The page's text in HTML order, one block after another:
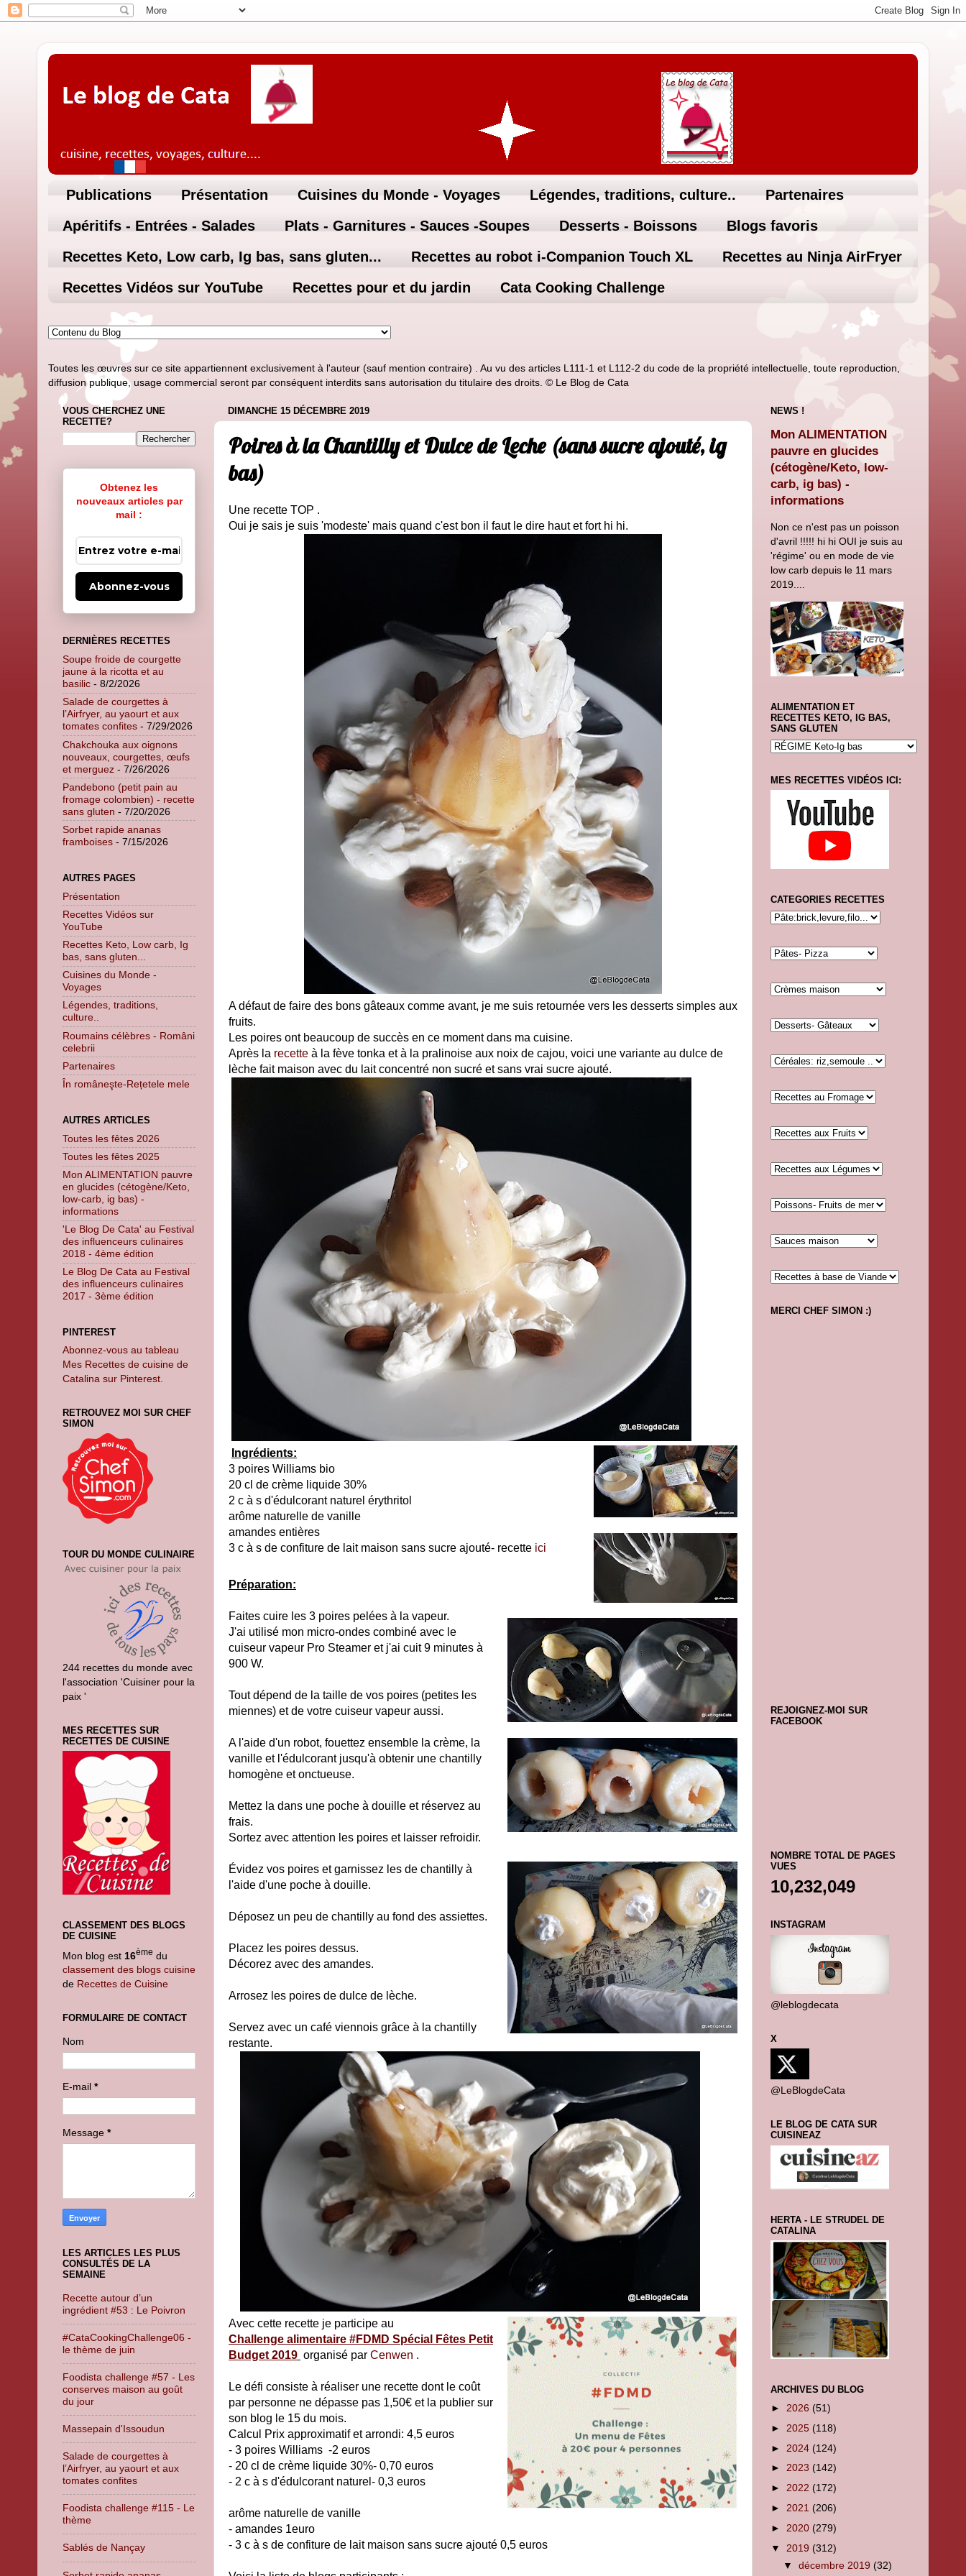
Publications Présentation Cuisines du Monde - Voyages Légendes, traditions, culture..
Partenaires
Apéritifs - Entrées - Salades
Plats - Garnitures - Sauces -Soupes Desserts - Boissons
Blogs favoris
Recettes Keto, Low carb, Ig bas, sans gluten...
Recettes au robot i-Companion Touch XL
Recettes au Ninja AirFryer
Recettes Vidéos sur YouTube
Recettes pour et du jardin Cata Cooking Challenge
Toutes les œuvres sur ce site appartiennent exclusivement à l'auteur (sauf mention contraire) . Au vu des articles L111-1 et L112-2 du code de la propriété intellectuelle, toute reproduction,
diffusion publique, usage commercial seront par conséquent interdits sans autorisation du titulaire des droits. © Le Blog de Cata
DIMANCHE 15 DÉCEMBRE 2019
Poires à la Chantilly et Dulce de Leche (sans sucre ajouté, ig
bas)
Une recette TOP .
Oui je sais je suis 'modeste' mais quand c'est bon il faut le dire haut et fort hi hi.
A défaut de faire des bons gâteaux comme avant, je me suis retournée vers les desserts simples aux
fruits.
Les poires ont beaucoup de succès en ce moment dans ma cuisine.
Après la recette à la fève tonka et à la pralinoise aux noix de cajou, voici une variante au dulce de
lèche fait maison avec du lait concentré non sucré et sans vrai sucre ajouté.
Ingrédients:
3 poires Williams bio
20 cl de crème liquide 30%
2 c à s d'édulcorant naturel érythritol
arôme naturelle de vanille
amandes entières
3 c à s de confiture de lait maison sans sucre ajouté- recette ici
Préparation:
Faites cuire les 3 poires pelées à la vapeur.
J'ai utilisé mon micro-ondes combiné avec le
cuiseur vapeur Pro Steamer et j'ai cuit 9 minutes à
900 W.
Tout dépend de la taille de vos poires (petites les
miennes) et de votre cuiseur vapeur aussi.
A l'aide d'un robot, fouettez ensemble la crème, la
vanille et l'édulcorant jusqu'à obtenir une chantilly
homogène et onctueuse.
Mettez la dans une poche à douille et réservez au
frais.
Sortez avec attention les poires et laisser refroidir.
Évidez vos poires et garnissez les de chantilly à
l'aide d'une poche à douille.
Déposez un peu de chantilly au fond des assiettes.
Placez les poires dessus.
Décorez avec des amandes.
Arrosez les poires de dulce de lèche.
Servez avec un café viennois grâce à la chantilly
restante.
Avec cette recette je participe au
Challenge alimentaire #FDMD Spécial Fêtes Petit
Budget 2019 organisé par Cenwen .
Le défi consiste à réaliser une recette dont le coût
par personne ne dépasse pas 1,50€ et la publier sur
son blog le 15 du mois.
Calcul Prix approximatif et arrondi: 4,5 euros
- 3 poires Williams -2 euros
- 20 cl de crème liquide 30%- 0,70 euros
- 2 c à s d'édulcorant naturel- 0,3 euros
arôme naturelle de vanille
- amandes 1euro
- 3 c à s de confiture de lait maison sans sucre ajouté 0,5 euros
VOUS CHERCHEZ UNE
RECETTE?
Obtenez les
nouveaux articles par
mail :
Abonnez-vous
DERNIÈRES RECETTES
Soupe froide de courgette
jaune à la ricotta et au
basilic - 8/2/2026
Salade de courgettes à
l’Airfryer, au yaourt et aux
tomates confites - 7/29/2026
Chakchouka aux oignons
nouveaux, courgettes, œufs
et merguez - 7/26/2026
Pandebono (petit pain au
fromage colombien) - recette
sans gluten - 7/20/2026
Sorbet rapide ananas
framboises - 7/15/2026
AUTRES PAGES
Présentation
Recettes Vidéos sur
YouTube
Recettes Keto, Low carb, Ig
bas, sans gluten...
Cuisines du Monde -
Voyages
Légendes, traditions,
culture..
Roumains célèbres - Români
celebrii
Partenaires
În româneşte-Rețetele mele
AUTRES ARTICLES
Toutes les fêtes 2026
Toutes les fêtes 2025
Mon ALIMENTATION pauvre
en glucides (cétogène/Keto,
low-carb, ig bas) -
informations
'Le Blog De Cata' au Festival
des influenceurs culinaires
2018 - 4ème édition
Le Blog De Cata au Festival
des influenceurs culinaires
2017 - 3ème édition
PINTEREST
Abonnez-vous au tableau
Mes Recettes de cuisine de
Catalina sur Pinterest.
RETROUVEZ MOI SUR CHEF
SIMON
TOUR DU MONDE CULINAIRE
244 recettes du monde avec
l'association 'Cuisiner pour la
paix '
MES RECETTES SUR
RECETTES DE CUISINE
CLASSEMENT DES BLOGS
DE CUISINE
Mon blog est 16ème du
classement des blogs cuisine
de Recettes de Cuisine
FORMULAIRE DE CONTACT
Nom
E-mail *
Message *
LES ARTICLES LES PLUS
CONSULTÉS DE LA
SEMAINE
Recette autour d’un
ingrédient #53 : Le Poivron
#CataCookingChallenge06 -
le thème de juin
Foodista challenge #57 - Les
conserves maison au goût
du jour
Massepain d'Issoudun
Salade de courgettes à
l’Airfryer, au yaourt et aux
tomates confites
Foodista challenge #115 - Le
thème
Sablés de Nançay
NEWS !
Mon ALIMENTATION
pauvre en glucides
(cétogène/Keto, low-
carb, ig bas) -
informations
Non ce n'est pas un poisson
d'avril !!!!! hi hi OUI je suis au
'régime' ou en mode de vie
low carb depuis le 11 mars
2019....
ALIMENTATION ET
RECETTES KETO, IG BAS,
SANS GLUTEN
MES RECETTES VIDÉOS ICI:
CATEGORIES RECETTES
MERCI CHEF SIMON :)
REJOIGNEZ-MOI SUR
FACEBOOK
NOMBRE TOTAL DE PAGES
VUES
10,232,049
INSTAGRAM
@leblogdecata
X
@LeBlogdeCata
LE BLOG DE CATA SUR
CUISINEAZ
HERTA - LE STRUDEL DE
CATALINA
ARCHIVES DU BLOG
► 2026 (51)
► 2025 (118)
► 2024 (124)
► 2023 (142)
► 2022 (172)
► 2021 (206)
► 2020 (279)
▼ 2019 (312)
▼décembre 2019(32)